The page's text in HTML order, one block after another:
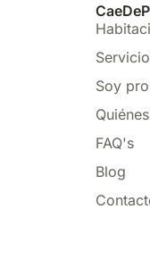
Soy
FAQ's
Blog